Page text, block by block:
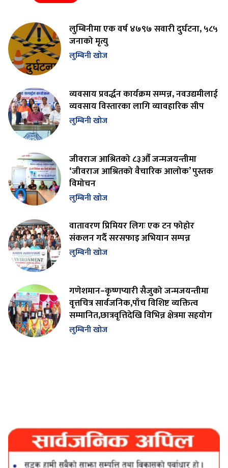
लुम्बिनीमा एक वर्ष ४७९७ सवारी दुर्घटना, ५८५
जनाको मृत्यु
लुम्बिनी खोज
व्यवसाय प्रवर्द्धन कार्यक्रम सम्पन्न, नवउद्यमीलाई
व्यवसाय विस्तारका लागि व्यावहारिक सीप
लुम्बिनी खोज
जीवराज आश्रितको ८३औँ जन्मजयन्तीमा
‘जीवराज आश्रितको वैचारिक आलोक’ पुस्तक
विमोचन
लुम्बिनी खोज
वातावरण प्रिमियर लिगः एक टन फोहोर
संकलन गर्दै सरसफाइ अभियान सम्पन्न
लुम्बिनी खोज
गणेशमान–कृष्णप्यारी सैजुको जन्मजयन्तीमा
वृत्तचित्र सार्वजनिक,पाँच विशिष्ट व्यक्तित्व
सम्मानित,छात्रवृत्तिदेखि विभिन्न क्षेत्रमा सहयोग
लुम्बिनी खोज